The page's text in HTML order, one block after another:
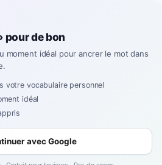
›congelar
pour de bon
moment idéal pour ancrer le mot dans
votre vocabulaire personnel
idéal
avec Google